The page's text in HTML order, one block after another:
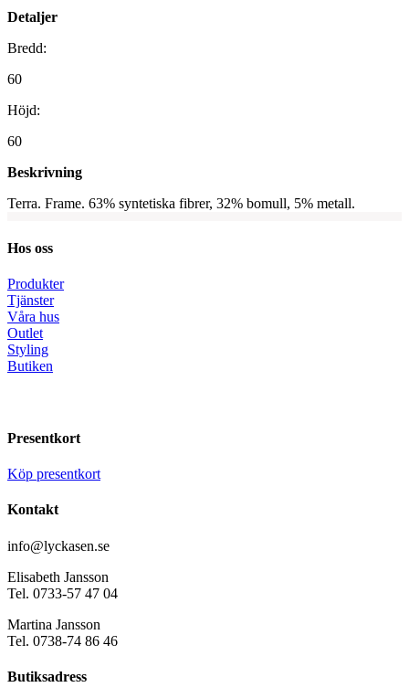
Detaljer
Bredd:
60
Höjd:
60
Beskrivning
Terra. Frame. 63% syntetiska fibrer, 32% bomull, 5% metall.
Hos oss
Produkter
Tjänster
Våra hus
Outlet
Styling
Butiken
Presentkort
Köp presentkort
Kontakt
info@lyckasen.se
Elisabeth Jansson
Tel. 0733-57 47 04
Martina Jansson
Tel. 0738-74 86 46
Butiksadress